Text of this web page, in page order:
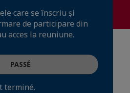
care se înscriu și
de participare din
acces la reuniune.
PASSÉ
terminé.